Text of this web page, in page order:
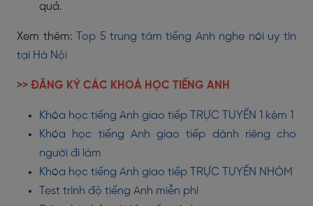
quả.
Xem thêm:
Top 5 trung tâm tiếng Anh nghe nói uy tín
tại Hà Nội
>> ĐĂNG KÝ CÁC KHOÁ HỌC TIẾNG ANH
Khóa học tiếng Anh giao tiếp TRỰC TUYẾN 1 kèm 1
Khóa học tiếng Anh giao tiếp dành riêng cho
người đi làm
Khóa học tiếng Anh giao tiếp TRỰC TUYẾN NHÓM
Test trình độ tiếng Anh miễn phí